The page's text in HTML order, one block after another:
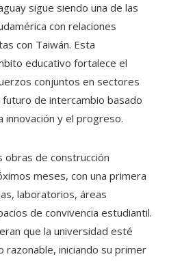
sigue siendo una de las
con relaciones
con Taiwán. Esta
educativo fortalece el
conjuntos en sectores
de intercambio basado
innovación y el progreso.
obras de construcción
meses, con una primera
laboratorios, áreas
de convivencia estudiantil.
que la universidad esté
razonable, iniciando su primer